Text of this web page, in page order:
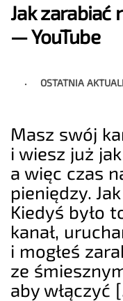
Jak zarabiać
— YouTube
OSTATNIA
Masz swój
i wiesz już
a więc czas
pieniędzy.
Kiedyś było
kanał,
i mogłeś
ze
aby włączyć